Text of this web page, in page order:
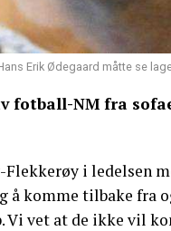
Erik Ødegaard måtte se
fotball-NM fra
i ledelsen
komme tilbake fra
vet at de ikke vil